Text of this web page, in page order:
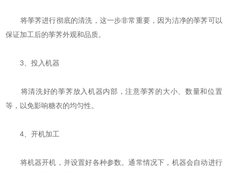
将荸荠进行彻底的清洗，这一步非常重要，因为洁净的荸荠可以
保证加工后的荸荠外观和品质。
3、投入机器
将清洗好的荸荠放入机器内部，注意荸荠的大小、数量和位置
等，以免影响糖衣的均匀性。
4、开机加工
将机器开机，并设置好各种参数。通常情况下，机器会自动进行